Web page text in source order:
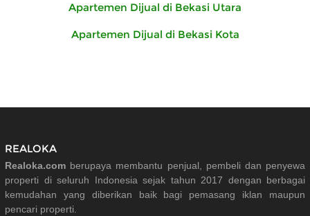
Apartemen Dijual di Bekasi Utara
Apartemen Dijual di Bekasi Kota
REALOKA
Realoka.com berupaya membantu penjual, pembeli dan penyewa
properti di seluruh Indonesia sejak tahun 2017 dengan berbagai
kemudahan yang diberikan baik bagi pemasang iklan maupun
pencari properti.